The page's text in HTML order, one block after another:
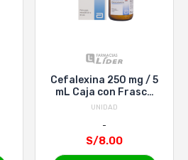
Cefalexina 250 mg / 5
mL Caja con Frasco
por 60 mL
UNIDAD
S/8.00